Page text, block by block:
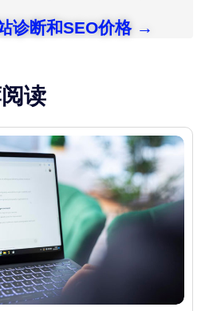
诊断和SEO价格 →
读